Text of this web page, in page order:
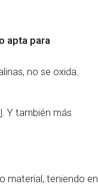
apta para
no se oxida.
. Y también más
material, teniendo en